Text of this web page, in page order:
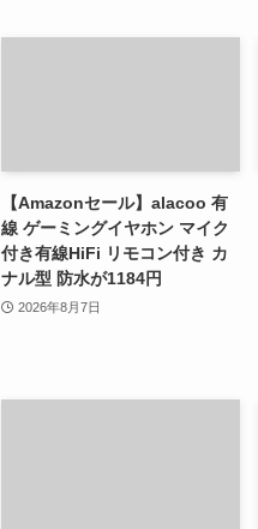
【Amazonセール】alacoo 有
線 ゲーミングイヤホン マイク
付き有線HiFi リモコン付き カ
ナル型 防水が1184円
2026年8月7日